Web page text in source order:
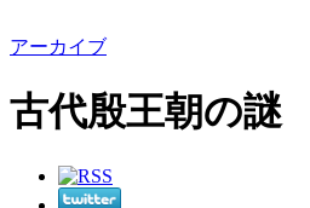
アーカイブ
古代殷王朝の謎